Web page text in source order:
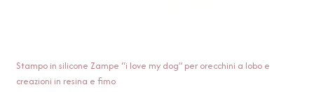
Stampo in silicone Zampe “i love my dog” per orecchini a lobo e
creazioni in resina e fimo